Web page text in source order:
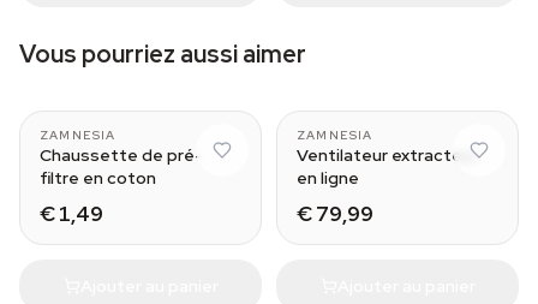
Vous pourriez aussi aimer
ZAMNESIA
Chaussette de pré-
filtre en coton
€ 1,49
ZAMNESIA
Ventilateur extracteur
en ligne
€ 79,99